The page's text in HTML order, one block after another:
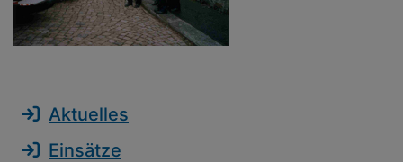
Aktuelles
Einsätze